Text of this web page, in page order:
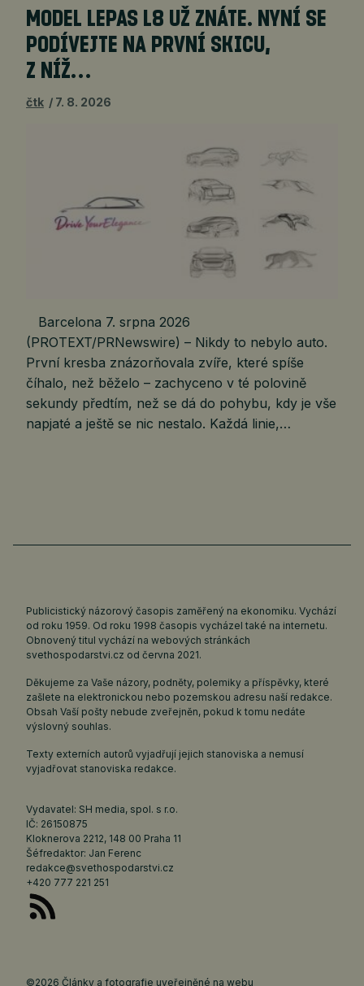
MODEL LEPAS L8 UŽ ZNÁTE. NYNÍ SE
PODÍVEJTE NA PRVNÍ SKICU,
Z NÍŽ…
čtk 7. 8. 2026
Barcelona 7. srpna 2026
(PROTEXT/PRNewswire) – Nikdy to nebylo auto.
První kresba znázorňovala zvíře, které spíše
číhalo, než běželo – zachyceno v té polovině
sekundy předtím, než se dá do pohybu, kdy je vše
napjaté a ještě se nic nestalo. Každá linie,…
Publicistický názorový časopis zaměřený na ekonomiku. Vychází
od roku 1959. Od roku 1998 časopis vycházel také na internetu.
Obnovený titul vychází na webových stránkách
svethospodarstvi.cz od června 2021.
Děkujeme za Vaše názory, podněty, polemiky a příspěvky, které
zašlete na elektronickou nebo pozemskou adresu naší redakce.
Obsah Vaší pošty nebude zveřejněn, pokud k tomu nedáte
výslovný souhlas.
Texty externích autorů vyjadřují jejich stanoviska a nemusí
vyjadřovat stanoviska redakce.
Vydavatel: SH media, spol. s r.o.
IČ: 26150875
Kloknerova 2212, 148 00 Praha 11
Šéfredaktor: Jan Ferenc
redakce@svethospodarstvi.cz
+420 777 221 251
©2026 Články a fotografie uveřejněné na webu